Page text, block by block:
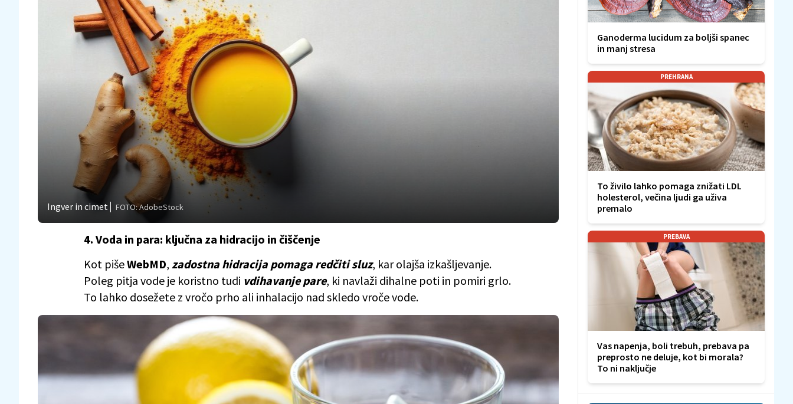
Ingver in cimet FOTO: AdobeStock
4. Voda in para: ključna za hidracijo in čiščenje
Kot pišeWebMD, zadostna hidracija pomaga redčiti sluz, kar olajša izkašljevanje.
Poleg pitja vode je koristno tudi vdihavanje pare, ki navlaži dihalne poti in pomiri grlo.
To lahko dosežete z vročo prho ali inhalacijo nad skledo vroče vode.
Ganoderma lucidum za boljši spanec
in manj stresa
PREHRANA
To živilo lahko pomaga znižati LDL
holesterol, večina ljudi ga uživa
premalo
PREBAVA
Vas napenja, boli trebuh, prebava pa
preprosto ne deluje, kot bi morala?
To ni naključje